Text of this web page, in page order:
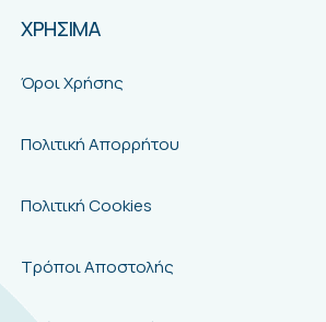
ΧΡΗΣΙΜΑ
Όροι Χρήσης
Πολιτική Απορρήτου
Πολιτική Cookies
Τρόποι Αποστολής